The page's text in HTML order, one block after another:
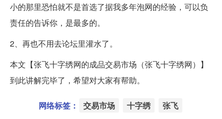
小的那里恐怕就不是首选了据我多年泡网的经验，可以负
责任的告诉你，是最多的。
2、再也不用去论坛里灌水了。
本文【张飞十字绣网的成品交易市场（张飞十字绣网）】
到此讲解完毕了，希望对大家有帮助。
网络标签： 交易市场 十字绣 张飞